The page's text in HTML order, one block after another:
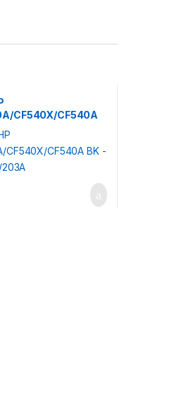
CF540X/CF540A
203X/203A